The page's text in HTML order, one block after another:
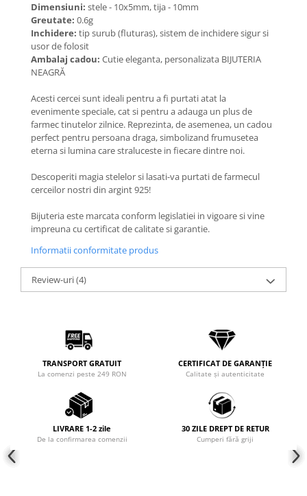
BRĂȚĂRI CU PIETRE SEMIPREȚIOASE
Brățări din Aur cu pietre
semiprețioase
Brățări din Argint cu pietre
semiprețioase
Brățări elastice cu pietre
semiprețioase
BRĂȚĂRI DE PICIOR
Brățări de picior din Aur
COLIERE
Argint
Coliere cu pietre semiprețioase
Dimensiuni: stele - 10x5mm, tija - 10mm
Greutate: 0.6g
Inchidere: tip surub (fluturas), sistem de inchidere sigur si
usor de folosit
Ambalaj cadou: Cutie eleganta, personalizata BIJUTERIA
NEAGRĂ
Acesti cercei sunt ideali pentru a fi purtati atat la
evenimente speciale, cat si pentru a adauga un plus de
farmec tinutelor zilnice. Reprezinta, de asemenea, un cadou
perfect pentru persoana draga, simbolizand frumusetea
eterna si lumina care straluceste in fiecare dintre noi.
Descoperiti magia stelelor si lasati-va purtati de farmecul
cerceilor nostri din argint 925!
Bijuteria este marcata conform legislatiei in vigoare si vine
impreuna cu certificat de calitate si garantie.
Informatii conformitate produs
Review-uri(4)
TRANSPORT GRATUIT
La comenzi peste 249 RON
CERTIFICAT DE GARANȚIE
Calitate și autenticitate
LIVRARE 1-2 zile
De la confirmarea comenzii
30 ZILE DREPT DE RETUR
Cumperi fără griji